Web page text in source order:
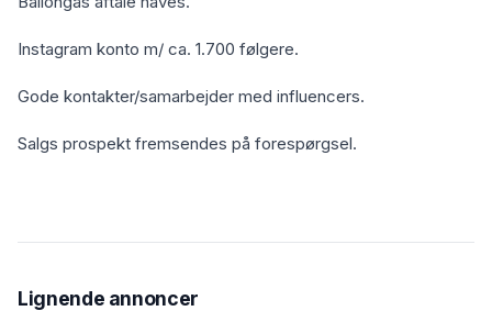
Instagram konto m/ ca. 1.700 følgere.
Gode kontakter/samarbejder med influencers.
Salgs prospekt fremsendes på forespørgsel.
Lignende annoncer